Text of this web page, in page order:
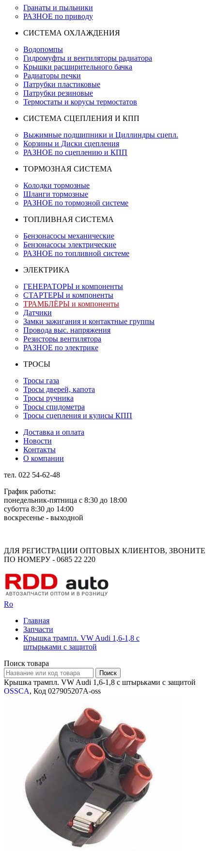
Гранаты и пыльники
РАЗНОЕ по приводу
СИСТЕМА ОХЛАЖДЕНИЯ
Водопомпы
Гидромуфты и вентиляторы радиатора
Крышки расширительного бачка
Радиаторы печки
Патрубки пластиковые
Патрубки резиновые
Термостаты и корусы термостатов
СИСТЕМА СЦЕПЛЕНИЯ И КПП
Выжимные подшипники и Циллиндры сцепл.
Корзины и Диски сцепления
РАЗНОЕ по сцеплению и КПП
ТОРМОЗНАЯ СИСТЕМА
Колодки тормозные
Шланги тормозные
РАЗНОЕ по тормозной системе
ТОПЛИВНАЯ СИСТЕМА
Бензонасосы механические
Бензонасосы электрические
РАЗНОЕ по топливной системе
ЭЛЕКТРИКА
ГЕНЕРАТОРЫ и компоненты
СТАРТЕРЫ и компоненты
ТРАМБЛЁРЫ и компоненты
Датчики
Замки зажигания и контактные группы
Провода выс. напряжения
Резисторы вентилятора
РАЗНОЕ по электрике
ТРОСЫ
Тросы газа
Тросы дверей, капота
Тросы ручника
Тросы спидометра
Тросы сцепления и кулисы КПП
Доставка и оплата
Новости
Контакты
О компании
тел. 022 54-62-48
График работы:
понедельник-пятница с 8:30 до 18:00
суботта 8:30 до 14:00
воскресенье - выходной
ДЛЯ РЕГИСТРАЦИИ ОПТОВЫХ КЛИЕНТОВ, ЗВОНИТЕ
ПО НОМЕРУ - 0685 22 220
Ro
Главная
Запчасти
Крышка трампл. VW Audi 1,6-1,8 с
штырьками с защитой
Поиск товара
Крышка трампл. VW Audi 1,6-1,8 с штырьками с защитой
OSSCA, Код 027905207A-oss